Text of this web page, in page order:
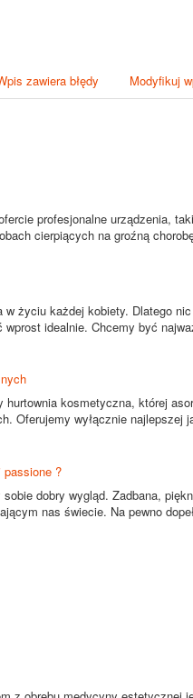
zawiera błędy Modyfikuj
profesjonalne urządzenia,
cierpiących na groźną
w życiu każdej kobiety. Dlatego
idealnie. Chcemy być
hurtownia kosmetyczna, której
Oferujemy wyłącznie najlepszej
passione ?
dobry wygląd. Zadbana,
nas świecie. Na pewno